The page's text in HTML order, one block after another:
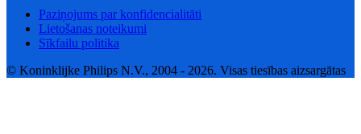
Paziņojums par konfidencialitāti
Lietošanas noteikumi
Sīkfailu politika
© Koninklijke Philips N.V., 2004 - 2026. Visas tiesības aizsargātas